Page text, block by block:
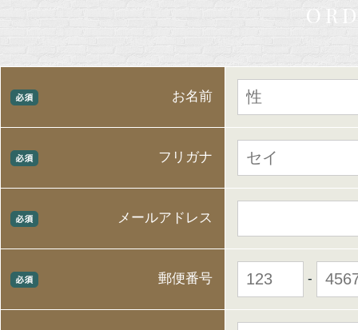
お名前
フリガナ
メールアドレス
郵便番号 -